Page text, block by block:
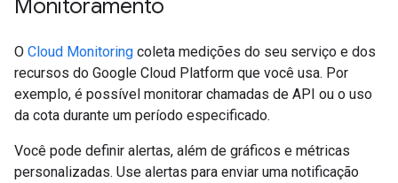
Monitoramento
O Cloud Monitoring coleta medições do seu serviço e dos
recursos do Google Cloud Platform que você usa. Por
exemplo, é possível monitorar chamadas de API ou o uso
da cota durante um período especificado.
Você pode definir alertas, além de gráficos e métricas
personalizadas. Use alertas para enviar uma notificação